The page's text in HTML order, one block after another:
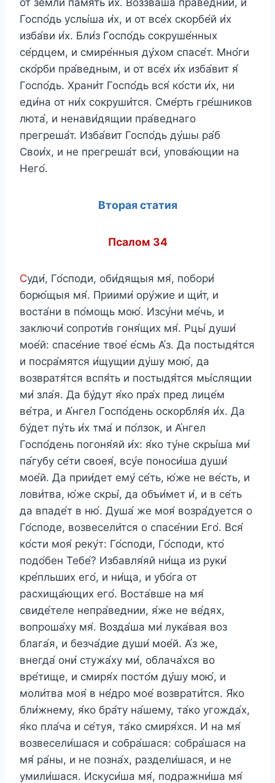
Госпо́дь услы́ша и́х, и от все́х скорбе́й и́х
изба́ви и́х. Бли́з Госпо́дь сокруше́нных
се́рдцем, и смире́нныя ду́хом спасе́т. Мно́ги
ско́рби пра́ведным, и от все́х и́х изба́вит я́
Госпо́дь. Храни́т Госпо́дь вся́ ко́сти и́х, ни
еди́на от ни́х сокруши́тся. Сме́рть гре́шников
люта́, и ненави́дящии пра́веднаго
прегреша́т. Изба́вит Госпо́дь ду́шы ра́б
Свои́х, и не прегреша́т вси́, упова́ющии на
Него́.
Вторая статия
Псалом 34
Суди́, Го́споди, оби́дящыя мя́, побори́
борю́щыя мя́. Приими́ ору́жие и щи́т, и
воста́ни в по́мощь мою́. Изсу́ни ме́чь, и
заключи́ сопроти́в гоня́щих мя́. Рцы́ души́
мое́й: спасе́ние твое́ е́смь А́з. Да постыдя́тся
и посра́мятся и́щущии ду́шу мою́, да
возвратя́тся вспя́ть и постыдя́тся мы́слящии
ми́ зла́я. Да бу́дут я́ко пра́х пред лице́м
ве́тра, и А́нгел Госпо́день оскорбля́я и́х. Да
бу́дет пу́ть и́х тма́ и по́лзок, и А́нгел
Госпо́день погоня́яй и́х: я́ко ту́не скры́ша ми́
па́губу се́ти своея́, всу́е поноси́ша души́
мое́й. Да прии́дет ему́ се́ть, ю́же не ве́сть, и
лови́тва, ю́же скры́, да объи́мет и́, и в се́ть
да впаде́т в ню́. Душа́ же моя́ возра́дуется о
Го́споде, возвесели́тся о спасе́нии Его́. Вся́
ко́сти моя́ реку́т: Го́споди, Го́споди, кто́
подо́бен Тебе́? Избавля́яй ни́ща из руки́
кре́пльших его́, и ни́ща, и убо́га от
расхища́ющих его́. Воста́вше на мя́
свиде́теле непра́веднии, я́же не ве́дях,
вопроша́ху мя́. Возда́ша ми́ лука́вая воз
блага́я, и безча́дие души́ мое́й. А́з же,
внегда́ они́ стужа́ху ми́, облача́хся во
вре́тище, и смиря́х посто́м ду́шу мою́, и
моли́тва моя́ в не́дро мое́ возврати́тся. Я́ко
бли́жнему, я́ко бра́ту на́шему, та́ко угожда́х,
я́ко пла́ча и се́туя, та́ко смиря́хся. И на мя́
возвесели́шася и собра́шася: собра́шася на
мя́ ра́ны, и не позна́х, раздели́шася, и не
умили́шася. Искуси́ша мя́, подражни́ша мя́